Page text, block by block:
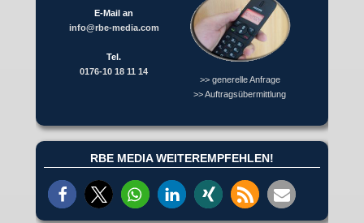
E-Mail an
info@rbe-media.com
Tel.
0176-10 18 11 14
>> generelle Anfrage
>> Auftragsübermittlung
RBE MEDIA WEITEREMPFEHLEN!